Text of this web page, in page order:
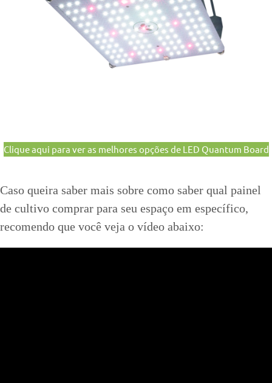
Clique aqui para ver as melhores opções de LED Quantum Board
Caso queira saber mais sobre como saber qual painel
de cultivo comprar para seu espaço em específico,
recomendo que você veja o vídeo abaixo: